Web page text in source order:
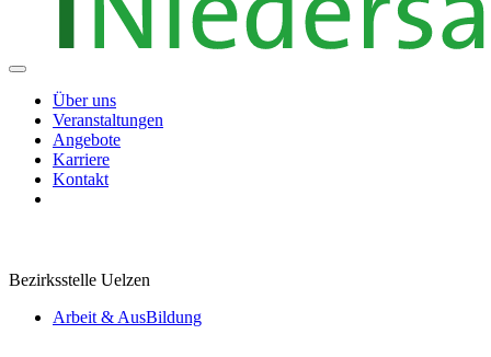
Über uns
Veranstaltungen
Angebote
Karriere
Kontakt
Bezirksstelle Uelzen
Arbeit & AusBildung